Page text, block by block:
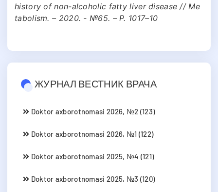
history of non-alcoholic fatty liver disease // Me
tabolism. – 2020. - №65. – Р. 1017–10
ЖУРНАЛ ВЕСТНИК ВРАЧА
Doktor axborotnomasi 2026, №2 (123)
Doktor axborotnomasi 2026, №1 (122)
Doktor axborotnomasi 2025, №4 (121)
Doktor axborotnomasi 2025, №3 (120)